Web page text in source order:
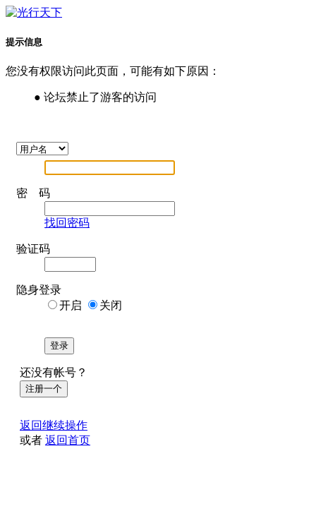
提示信息
您没有权限访问此页面，可能有如下原因：
● 论坛禁止了游客的访问
密 码
找回密码
验证码
隐身登录
开启
关闭
登录
还没有帐号？
注册一个
返回继续操作
或者 返回首页